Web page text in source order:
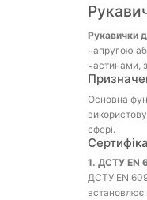
Рукавички
напругою
частинами,
Основна
сфері.
1. ДСТУ EN
ДСТУ EN
встановлює